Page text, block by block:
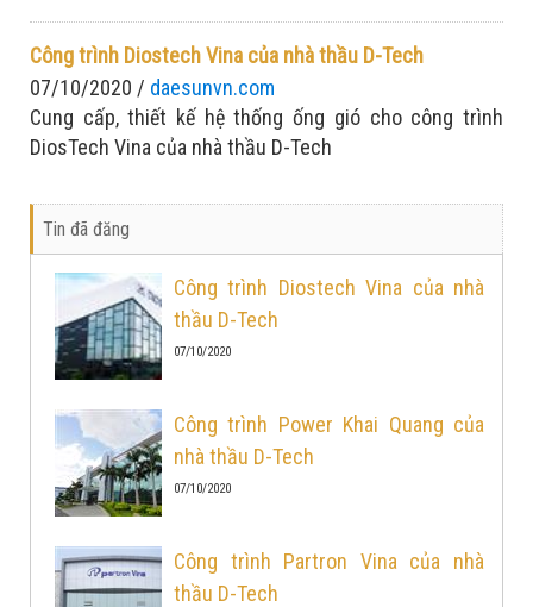
Công trình Diostech Vina của nhà thầu D-Tech
07/10/2020 / daesunvn.com
Cung cấp, thiết kế hệ thống ống gió cho công trình
DiosTech Vina của nhà thầu D-Tech
Tin đã đăng
Công trình Diostech Vina của nhà
thầu D-Tech
07/10/2020
Công trình Power Khai Quang của
nhà thầu D-Tech
07/10/2020
Công trình Partron Vina của nhà
thầu D-Tech